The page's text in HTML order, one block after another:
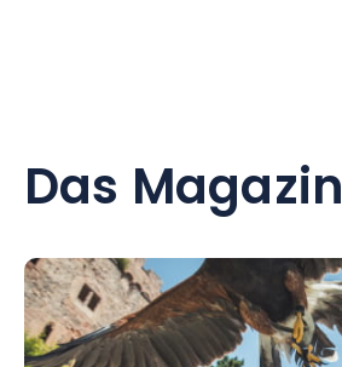
Das Magazin